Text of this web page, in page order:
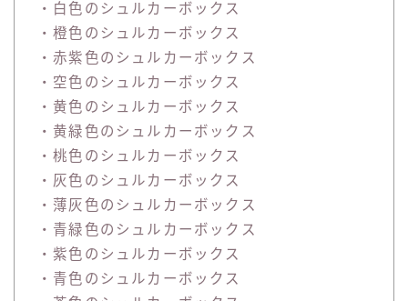
・白色のシュルカーボックス
・橙色のシュルカーボックス
・赤紫色のシュルカーボックス
・空色のシュルカーボックス
・黄色のシュルカーボックス
・黄緑色のシュルカーボックス
・桃色のシュルカーボックス
・灰色のシュルカーボックス
・薄灰色のシュルカーボックス
・青緑色のシュルカーボックス
・紫色のシュルカーボックス
・青色のシュルカーボックス